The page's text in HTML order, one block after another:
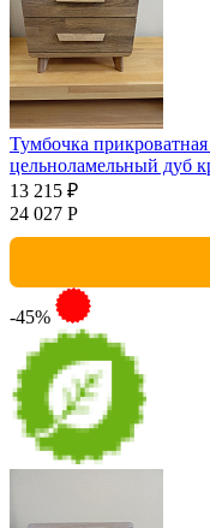
Тумбочка
цельноламельный дуб
13 215 ₽
24 027 Р
-45%